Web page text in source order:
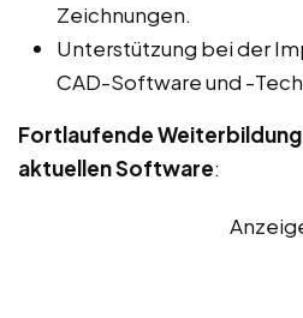
Zeichnungen.
Unterstützung bei der
CAD-Software und -
Fortlaufende
aktuellen Software: